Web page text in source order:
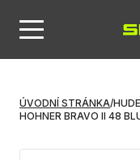
ÚVODNÍ STRÁNKA/
HOHNER BRAVO II 48